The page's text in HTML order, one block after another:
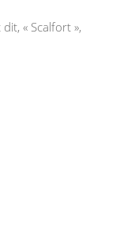
« Scalfort »,